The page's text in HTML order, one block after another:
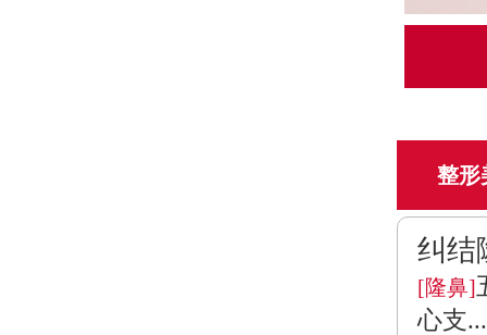
整形
纠结
[隆鼻]
心支...